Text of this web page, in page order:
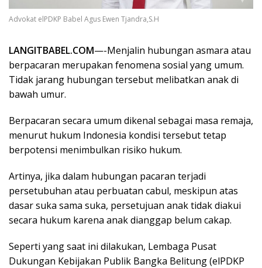
Advokat elPDKP Babel Agus Ewen Tjandra,S.H
LANGITBABEL.COM—-Menjalin hubungan asmara atau
berpacaran merupakan fenomena sosial yang umum.
Tidak jarang hubungan tersebut melibatkan anak di
bawah umur.
Berpacaran secara umum dikenal sebagai masa remaja,
menurut hukum Indonesia kondisi tersebut tetap
berpotensi menimbulkan risiko hukum.
Artinya, jika dalam hubungan pacaran terjadi
persetubuhan atau perbuatan cabul, meskipun atas
dasar suka sama suka, persetujuan anak tidak diakui
secara hukum karena anak dianggap belum cakap.
Seperti yang saat ini dilakukan, Lembaga Pusat
Dukungan Kebijakan Publik Bangka Belitung (elPDKP